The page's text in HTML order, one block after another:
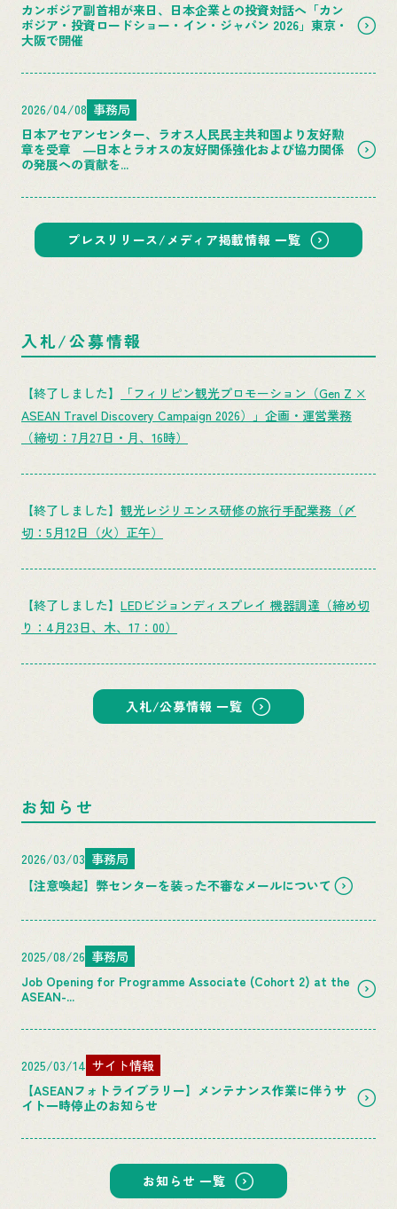
カンボジア副首相が来日、日本企業との投資対話へ「カン
ボジア・投資ロードショー・イン・ジャパン 2026」東京・
大阪で開催
2026/04/08 事務局
日本アセアンセンター、ラオス人民民主共和国より友好勲
章を受章 ―日本とラオスの友好関係強化および協力関係
の発展への貢献を...
プレスリリース/メディア掲載情報 一覧
入札/公募情報
【終了しました】
「フィリピン観光プロモーション（Gen Z ×
ASEAN Travel Discovery Campaign 2026）」企画・運営業務
（締切：7月27日・月、16時）
【終了しました】 観光レジリエンス研修の旅行手配業務（〆
切：5月12日（火）正午）
【終了しました】 LEDビジョンディスプレイ 機器調達（締め切
り：4月23日、木、17：00）
入札/公募情報 一覧
お知らせ
2026/03/03 事務局
【注意喚起】弊センターを装った不審なメールについて
2025/08/26 事務局
Job Opening for Programme Associate (Cohort 2) at the
ASEAN-...
2025/03/14 サイト情報
【ASEANフォトライブラリー】メンテナンス作業に伴うサ
イト一時停止のお知らせ
お知らせ 一覧